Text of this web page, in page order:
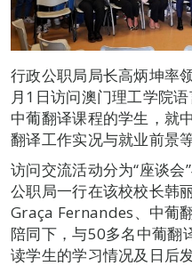
行政公职局局长高炳坤率
月1日访问澳门理工学院
中葡翻译课程的学生，就
翻译工作实况与就业前景
访问交流活动分为“座谈会
公职局一行在该校校长韩
Graça Fernandes、中葡
陪同下，与50多名中葡翻
读学生的学习情况及日后